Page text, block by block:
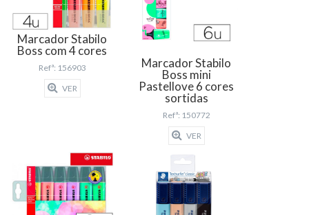
Marcador Stabilo
Boss com 4 cores
Refª: 156903
VER
Marcador Stabilo
Boss mini
Pastellove 6 cores
sortidas
Refª: 150772
VER